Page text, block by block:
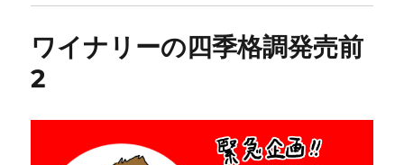
ワイナリーの四季格調発売前
2